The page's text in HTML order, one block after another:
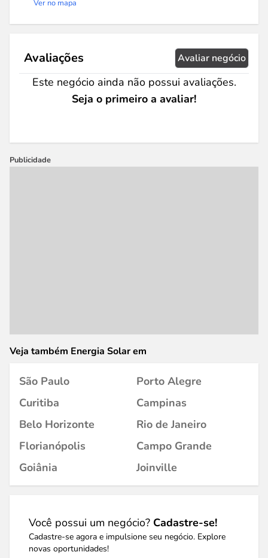
Ver no mapa
Avaliações Avaliar negócio
Este negócio ainda não possui avaliações.
Seja o primeiro a avaliar!
Publicidade
Veja também Energia Solar em
São Paulo
Porto Alegre
Curitiba
Campinas
Belo Horizonte
Rio de Janeiro
Florianópolis
Campo Grande
Goiânia
Joinville
Você possui um negócio? Cadastre-se!
Cadastre-se agora e impulsione seu negócio. Explore
novas oportunidades!